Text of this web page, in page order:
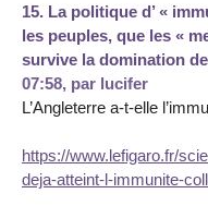
15. La politique d’ «
les peuples, que les «
survive la domination
07:58, par lucifer
L’Angleterre a-t-elle
https://www.lefigaro.fr/
deja-atteint-l-immunite-